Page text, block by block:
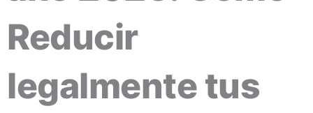
Reducir
legalmente tus